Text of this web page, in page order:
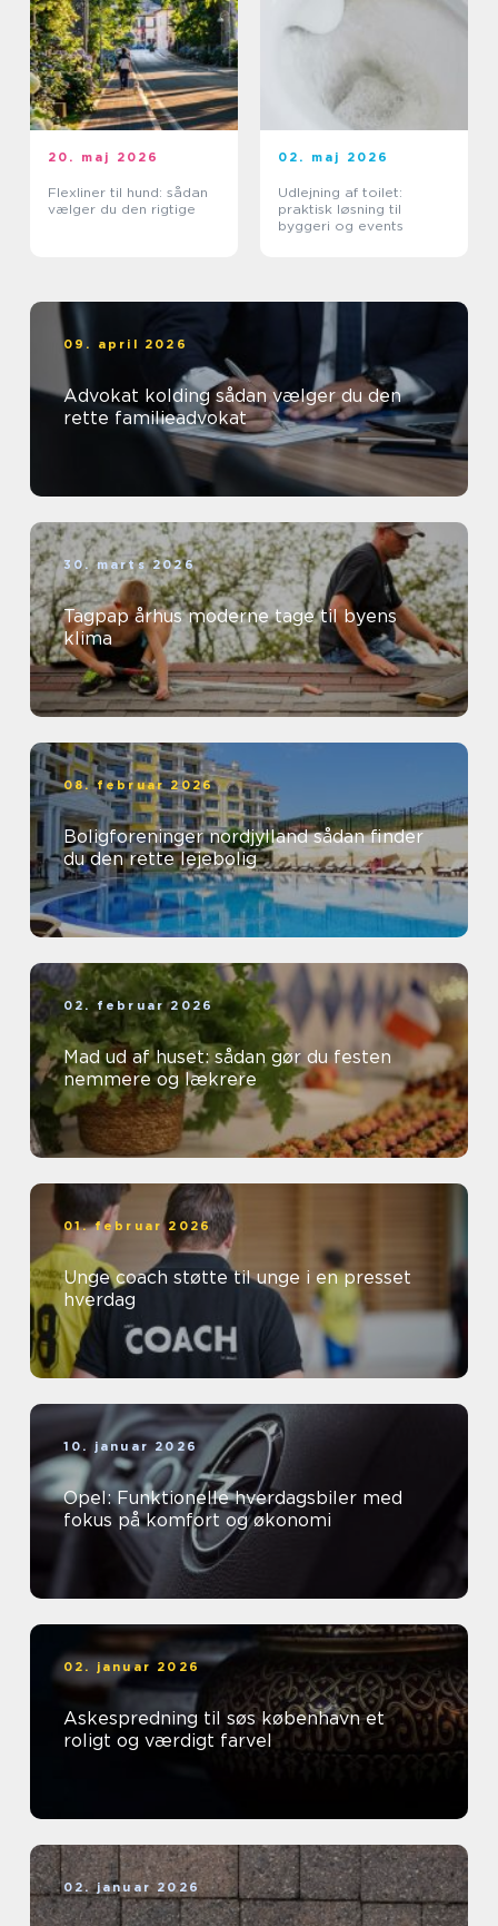
20. maj 2026
Flexliner til hund: sådan
vælger du den rigtige
02. maj 2026
Udlejning af toilet:
praktisk løsning til
byggeri og events
09. april 2026
Advokat kolding sådan vælger du den
rette familieadvokat
30. marts 2026
Tagpap århus moderne tage til byens
klima
08. februar 2026
Boligforeninger nordjylland sådan finder
du den rette lejebolig
02. februar 2026
Mad ud af huset: sådan gør du festen
nemmere og lækrere
01. februar 2026
Unge coach støtte til unge i en presset
hverdag
10. januar 2026
Opel: Funktionelle hverdagsbiler med
fokus på komfort og økonomi
02. januar 2026
Askespredning til søs københavn et
roligt og værdigt farvel
02. januar 2026